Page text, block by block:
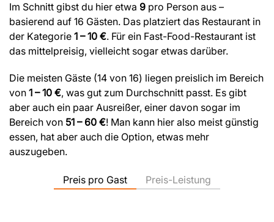
Im Schnitt gibst du hier etwa 9 pro Person aus –
basierend auf 16 Gästen. Das platziert das Restaurant in
der Kategorie 1 – 10 €. Für ein Fast-Food-Restaurant ist
das mittelpreisig, vielleicht sogar etwas darüber.
Die meisten Gäste (14 von 16) liegen preislich im Bereich
von 1 – 10 €, was gut zum Durchschnitt passt. Es gibt
aber auch ein paar Ausreißer, einer davon sogar im
Bereich von 51 – 60 €! Man kann hier also meist günstig
essen, hat aber auch die Option, etwas mehr
auszugeben.
Preis pro Gast Preis-Leistung